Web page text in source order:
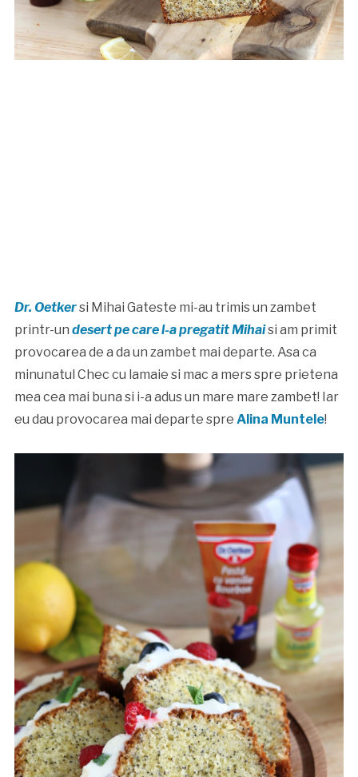
Dr. Oetkersi Mihai Gateste mi-au trimis un zambet
printr-un desert pe care l-a pregatit Mihaisi am primit
provocarea de a da un zambet mai departe. Asa ca
minunatul Chec cu lamaie si mac a mers spre prietena
mea cea mai buna si i-a adus un mare mare zambet! Iar
eu dau provocarea mai departe spre Alina Muntele!